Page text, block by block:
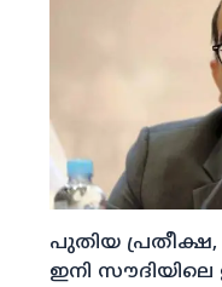
പുതിയ
ഇനി